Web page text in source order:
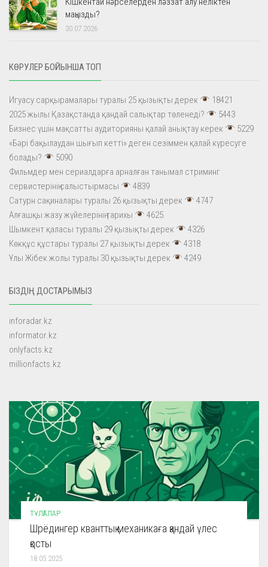
маңызды?
30.07.2026
КӨРУЛЕР БОЙЫНША ТОП
Игуасу сарқырамалары туралы 25 қызықты дерек
18421
2025 жылы Қазақстанда қандай салықтар төленеді?
5443
Бизнес үшін мақсатты аудиторияны қалай анықтау керек
5229
«Бәрі бақылаудан шығып кетті» деген сезіммен қалай күресуге
болады?
5090
Фильмдер мен сериалдарға арналған танымал стриминг
сервистерінің салыстырмасы
4839
Сатурн сақиналары туралы 26 қызықты дерек
4747
Алғашқы жазу жүйелерінің тарихы
4625
Шымкент қаласы туралы 29 қызықты дерек
4326
Көкқұс құстары туралы 27 қызықты дерек
4318
Ұлы Жібек жолы туралы 30 қызықты дерек
4249
БІЗДІҢ ДОСТАРЫМЫЗ
inforadar.kz
informator.kz
onlyfacts.kz
millionfacts.kz
ТҰЛҒАЛАР
Шрёдингер кванттық механикаға қандай үлес
қосты
18.05.2025